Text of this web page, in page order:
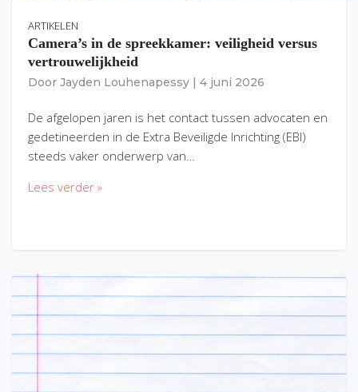
ARTIKELEN
Camera’s in de spreekkamer: veiligheid versus
vertrouwelijkheid
Door Jayden Louhenapessy 4 juni 2026
De afgelopen jaren is het contact tussen advocaten en
gedetineerden in de Extra Beveiligde Inrichting (EBI)
steeds vaker onderwerp van…
Lees verder »